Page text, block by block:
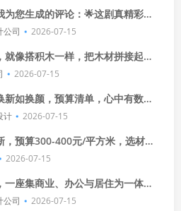
为您生成的评论：🌟这剧真精彩！
情紧凑刺激，看得我热血沸腾！
公司 2026-07-15
就像搭积木一样，把木材拼接起
传统木模板，则是手工雕刻，费
2026-07-15
新如换颜，预算清单，心中有数，
一应俱全，价格浮动，需问清
计 2026-07-15
，预算300-400元/平方米，选材要
准，价格虽好，质量才是王道。
2026-07-15
一座集商业、办公与居住为一体的
计团队巧妙融合了传统与现代元
公司 2026-07-15